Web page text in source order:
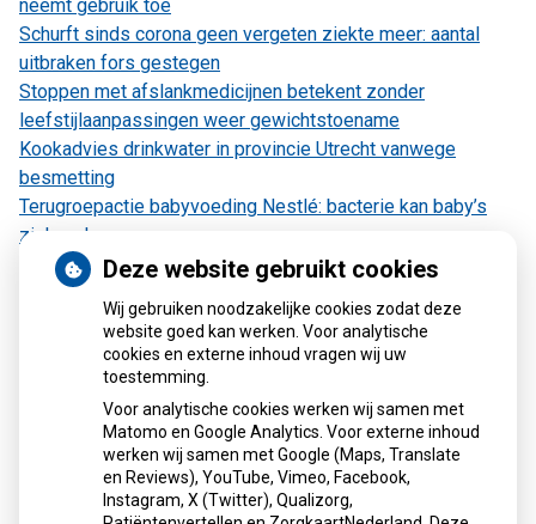
neemt gebruik toe
Schurft sinds corona geen vergeten ziekte meer: aantal
uitbraken fors gestegen
Stoppen met afslankmedicijnen betekent zonder
leefstijlaanpassingen weer gewichtstoename
Kookadvies drinkwater in provincie Utrecht vanwege
besmetting
Terugroepactie babyvoeding Nestlé: bacterie kan baby’s
ziek maken
Herhaalrecepten aanvragen
Deze website gebruikt cookies
Wij gebruiken noodzakelijke cookies zodat deze
website goed kan werken. Voor analytische
cookies en externe inhoud vragen wij uw
toestemming.
Voor analytische cookies werken wij samen met
Matomo en Google Analytics. Voor externe inhoud
werken wij samen met Google (Maps, Translate
en Reviews), YouTube, Vimeo, Facebook,
Instagram, X (Twitter), Qualizorg,